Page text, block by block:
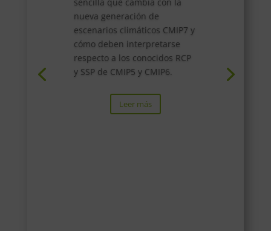
nueva generación de
escenarios climáticos CMIP7 y
cómo deben interpretarse
respecto a los conocidos RCP
y SSP de CMIP5 y CMIP6.
Leer más